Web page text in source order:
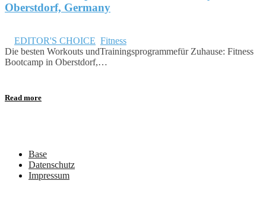
Oberstdorf, Germany
EDITOR'S CHOICE Fitness
Die besten Workouts undTrainingsprogrammefür Zuhause: Fitness
Bootcamp in Oberstdorf,…
Read more
Base
Datenschutz
Impressum